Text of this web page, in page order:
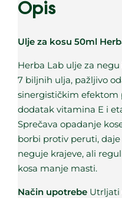
Opis
Ulje za kosu 50ml
Herba Lab ulje za
7 biljnih ulja, pažljivo
sinergističkim efektom
dodatak vitamina E i
Sprečava opadanje
borbi protiv peruti,
neguje krajeve, ali
kosa manje masti.
Način upotrebe Utrljati